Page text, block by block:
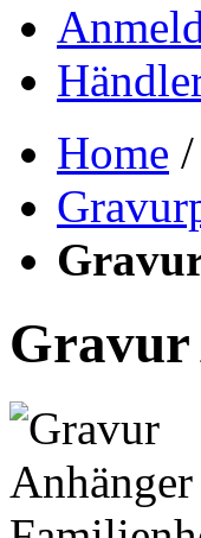
Home /
Gravur